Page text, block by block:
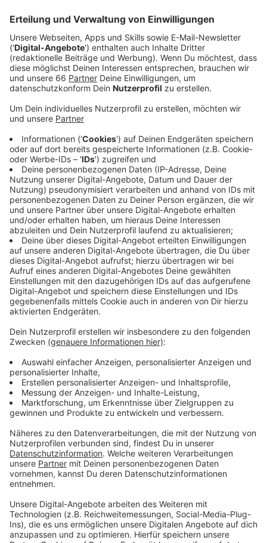
worden.
Veröffentlicht:Mittwoch, 16.04.2025 14:08
Anzeige
Gegen kurz vor elf sind mehrere Notrufe bei der
Benrath ankamen, stellten sie ein Feuer im
Dachgeschoss eines Hauses auf der
Paulsmühlenstraße fest. Eine Person musste aus dem
Gebäude geborgen werden, nach
Reanimationsversuchen ist sie laut eines
Feuerwehrsprechers aber noch am Einsatzort
verstorben. Weitere Verletzte hat es laut Feuerwehr
keine gegeben
Anzeige
Nach zwei Stunden war der Einsatz beendet
Anzeige
Teile des Gebäudes sind unbewohnbar. Ein Ausbrechen
auf andere Häuser konnte aber verhindert werden.
Nach zwei Stunden konnten die letzten Einsatzkräfte
den Einsatzort verlassen. Wie es zu dem Brand
kommen konnte ist bislang unklar. Die Kriminalpolizei
hat jetzt die Ermittlungen aufgenommen.
Anzeige
Weitere Infos und Links zum Thema:
Anzeige